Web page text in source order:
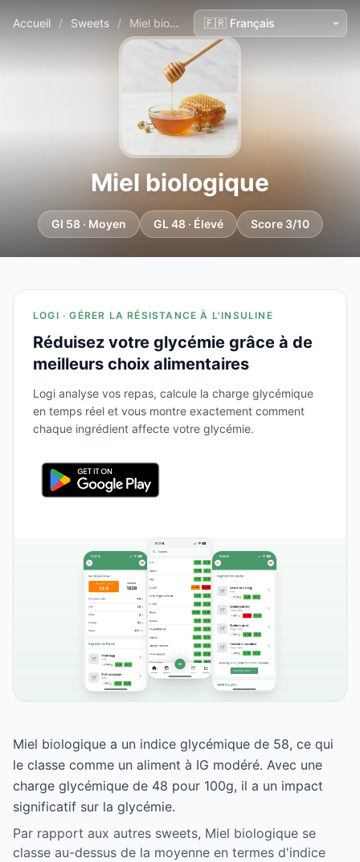
Accueil / Sweets / Miel biologique
Miel biologique
GI 58 · Moyen GL 48 · Élevé Score 3/10
LOGI · GÉRER LA RÉSISTANCE À L'INSULINE
Réduisez votre glycémie grâce à de
meilleurs choix alimentaires
Logi analyse vos repas, calcule la charge glycémique
en temps réel et vous montre exactement comment
chaque ingrédient affecte votre glycémie.
Miel biologique a un indice glycémique de 58, ce qui
le classe comme un aliment à IG modéré. Avec une
charge glycémique de 48 pour 100g, il a un impact
significatif sur la glycémie.
Par rapport aux autres sweets, Miel biologique se
classe au-dessus de la moyenne en termes d'indice